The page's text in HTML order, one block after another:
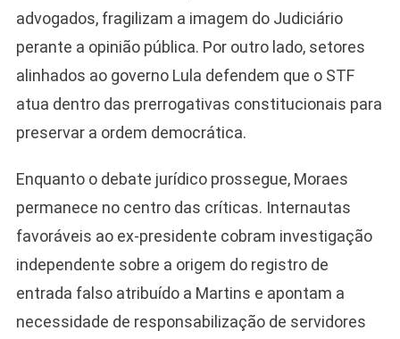
advogados, fragilizam a imagem do Judiciário
perante a opinião pública. Por outro lado, setores
alinhados ao governo Lula defendem que o STF
atua dentro das prerrogativas constitucionais para
preservar a ordem democrática.
Enquanto o debate jurídico prossegue, Moraes
permanece no centro das críticas. Internautas
favoráveis ao ex-presidente cobram investigação
independente sobre a origem do registro de
entrada falso atribuído a Martins e apontam a
necessidade de responsabilização de servidores